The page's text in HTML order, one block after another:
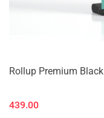
Rollup Premium Black
439.00